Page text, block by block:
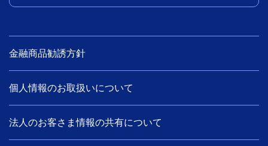
金融商品勧誘方針
個人情報のお取扱いについて
法人のお客さま情報の共有について